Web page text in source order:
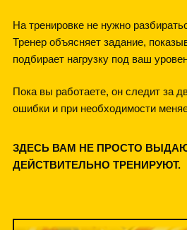
На тренировке не нужно
Тренер объясняет задание,
подбирает нагрузку под ваш
Пока вы работаете, он следит за
ошибки и при необходимости
ЗДЕСЬ ВАМ НЕ ПРОСТО
ДЕЙСТВИТЕЛЬНО ТРЕНИРУЮТ.